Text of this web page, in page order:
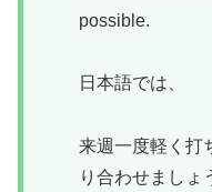
possible.
日本語では、
来週一度軽く打
り合わせましょ